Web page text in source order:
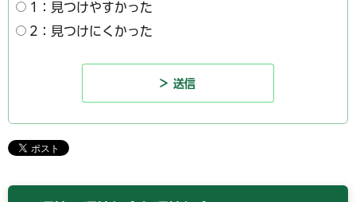
1：見つけやすかった
2：見つけにくかった